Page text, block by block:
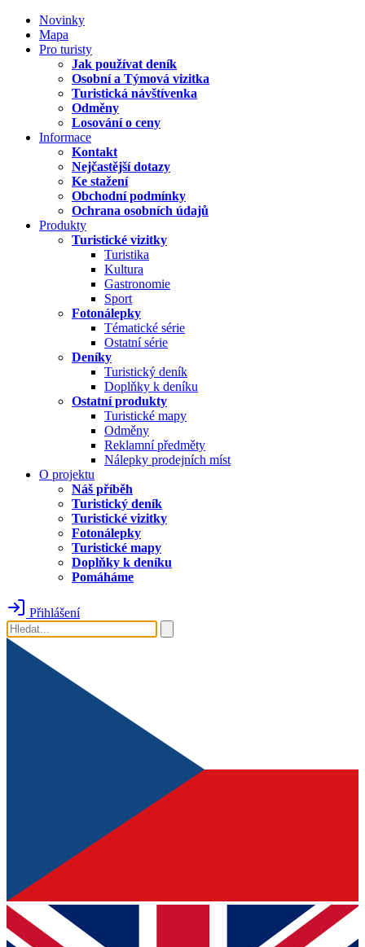
Novinky
Mapa
Pro turisty
Jak používat deník
Osobní a Týmová vizitka
Turistická návštívenka
Odměny
Losování o ceny
Informace
Kontakt
Nejčastější dotazy
Ke stažení
Obchodní podmínky
Ochrana osobních údajů
Produkty
Turistické vizitky
Turistika
Kultura
Gastronomie
Sport
Fotonálepky
Tématické série
Ostatní série
Deníky
Turistický deník
Doplňky k deníku
Ostatní produkty
Turistické mapy
Odměny
Reklamní předměty
Nálepky prodejních míst
O projektu
Náš příběh
Turistický deník
Turistické vizitky
Fotonálepky
Turistické mapy
Doplňky k deníku
Pomáháme
Přihlášení